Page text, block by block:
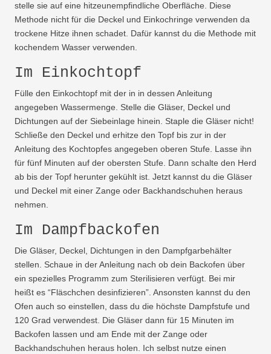
stelle sie auf eine hitzeunempfindliche Oberfläche. Diese
Methode nicht für die Deckel und Einkochringe verwenden da
trockene Hitze ihnen schadet. Dafür kannst du die Methode mit
kochendem Wasser verwenden.
Im Einkochtopf
Fülle den Einkochtopf mit der in in dessen Anleitung
angegeben Wassermenge. Stelle die Gläser, Deckel und
Dichtungen auf der Siebeinlage hinein. Staple die Gläser nicht!
Schließe den Deckel und erhitze den Topf bis zur in der
Anleitung des Kochtopfes angegeben oberen Stufe. Lasse ihn
für fünf Minuten auf der obersten Stufe. Dann schalte den Herd
ab bis der Topf herunter gekühlt ist. Jetzt kannst du die Gläser
und Deckel mit einer Zange oder Backhandschuhen heraus
nehmen.
Im Dampfbackofen
Die Gläser, Deckel, Dichtungen in den Dampfgarbehälter
stellen. Schaue in der Anleitung nach ob dein Backofen über
ein spezielles Programm zum Sterilisieren verfügt. Bei mir
heißt es “Fläschchen desinfizieren”. Ansonsten kannst du den
Ofen auch so einstellen, dass du die höchste Dampfstufe und
120 Grad verwendest. Die Gläser dann für 15 Minuten im
Backofen lassen und am Ende mit der Zange oder
Backhandschuhen heraus holen. Ich selbst nutze einen